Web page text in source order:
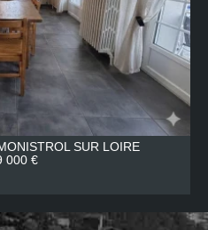
SUR LOIRE
000 €